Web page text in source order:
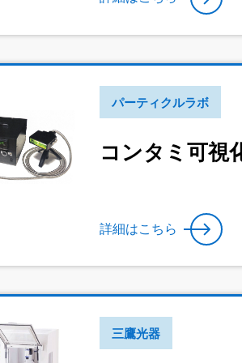
パーティクルラボ
コンタミ可視
詳細はこちら
三鷹光器